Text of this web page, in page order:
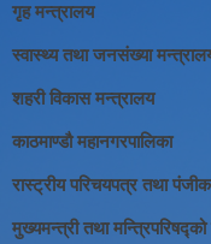
गृह मन्त्रालय
स्वास्थ्य तथा जनसंख्या
शहरी विकास मन्त्रालय
काठमाण्डौ महानगरपालिका
रास्ट्रीय परिचयपत्र तथा
मुख्यमन्त्री तथा